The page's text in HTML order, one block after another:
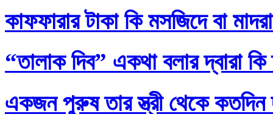
কাফফারার টাকা কি মসজিদে বা
“তালাক দিব” একথা বলার দ্বারা
একজন পুরুষ তার স্ত্রী থেকে কতদিন